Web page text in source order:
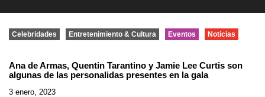
Celebridades Entretenimiento & Cultura Eventos Noticias
Ana de Armas, Quentin Tarantino y Jamie Lee Curtis son
algunas de las personalidas presentes en la gala
3 enero, 2023